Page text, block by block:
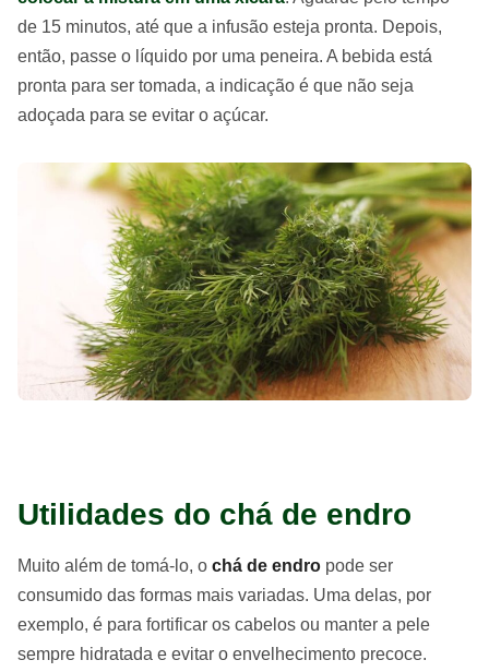
de 15 minutos, até que a infusão esteja pronta. Depois,
então, passe o líquido por uma peneira. A bebida está
pronta para ser tomada, a indicação é que não seja
adoçada para se evitar o açúcar.
Utilidades do chá de endro
Muito além de tomá-lo, o chá de endro pode ser
consumido das formas mais variadas. Uma delas, por
exemplo, é para fortificar os cabelos ou manter a pele
sempre hidratada e evitar o envelhecimento precoce.